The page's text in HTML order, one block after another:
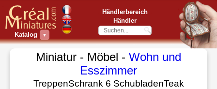
Katalog ▼
Händlerbereich
Händler
Miniatur - Möbel - Wohn und
Esszimmer
TreppenSchrank 6 SchubladenTeak